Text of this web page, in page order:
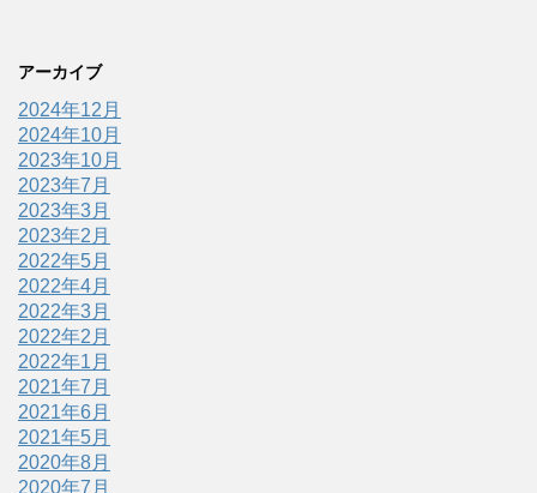
アーカイブ
2024年12月
2024年10月
2023年10月
2023年7月
2023年3月
2023年2月
2022年5月
2022年4月
2022年3月
2022年2月
2022年1月
2021年7月
2021年6月
2021年5月
2020年8月
2020年7月